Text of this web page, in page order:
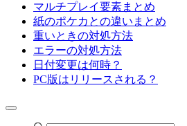
マルチプレイ要素まとめ
紙のポケカとの違いまとめ
重いときの対処方法
エラーの対処方法
日付変更は何時？
PC版はリリースされる？